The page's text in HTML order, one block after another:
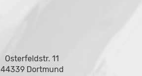
Osterfeldstr. 11
44339 Dortmund